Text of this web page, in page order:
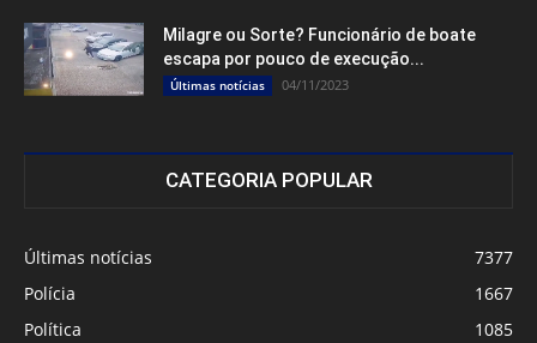
Milagre ou Sorte? Funcionário de boate
escapa por pouco de execução...
Últimas notícias 04/11/2023
CATEGORIA POPULAR
Últimas notícias
7377
Polícia
1667
Política
1085